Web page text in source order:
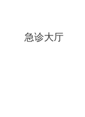
急诊大厅